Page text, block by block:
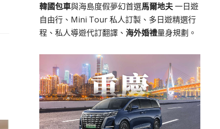
韓國包車與海島度假夢幻首選馬爾地夫一日遊
自由行、Mini Tour 私人訂製、多日遊精選行
程、私人導遊代訂翻譯、 海外婚禮量身規劃。